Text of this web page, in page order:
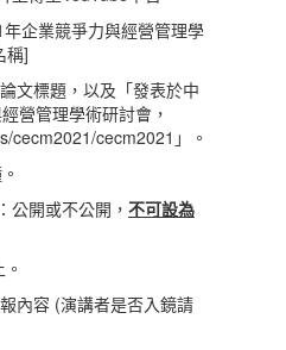
企業競爭力與經營管理學
稱]
文標題，以及「發表於中
營管理學術研討會，
cecm2021/cecm2021」。
公開或不公開， 不可設為
內容 (演講者是否入鏡請